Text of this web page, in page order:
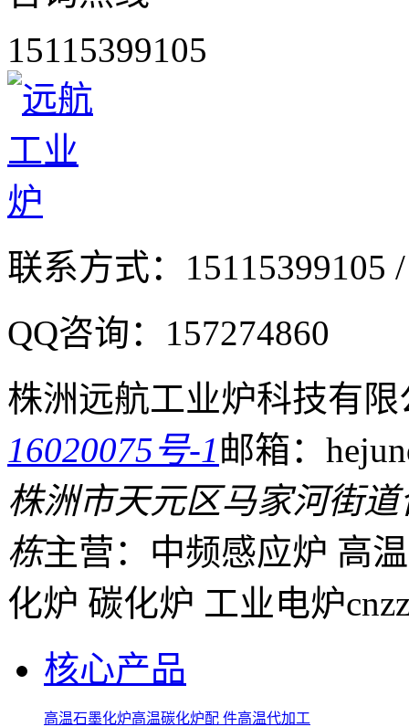
15115399105
联系方式： 15115399105
QQ咨询： 157274860
株洲远航工业炉科技有限
16020075号-1邮箱：
株洲市天元区马家河街
栋主营：中频感应炉 高
化炉 碳化炉 工业电炉
核心产品
高温石墨化炉高温碳化炉配 件高温代加工